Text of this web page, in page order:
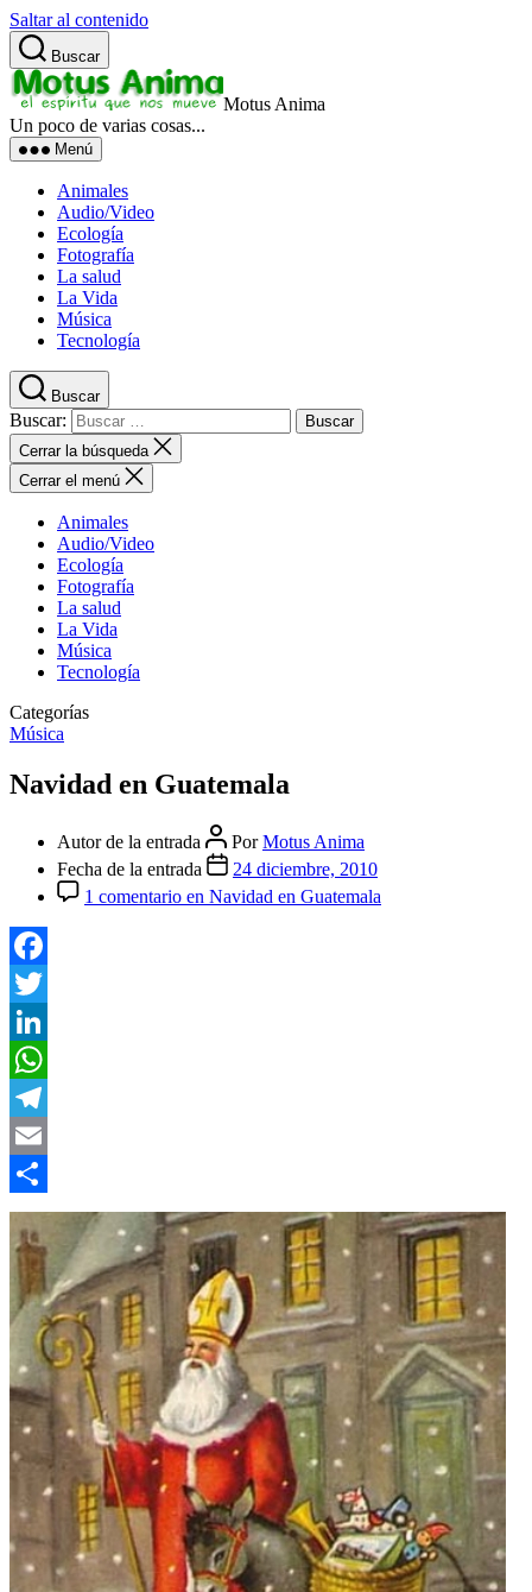
Saltar al contenido
Buscar
Motus Anima
Un poco de varias cosas...
Menú
Animales
Audio/Video
Ecología
Fotografía
La salud
La Vida
Música
Tecnología
Buscar
Buscar:
Cerrar la búsqueda
Cerrar el menú
Animales
Audio/Video
Ecología
Fotografía
La salud
La Vida
Música
Tecnología
Categorías
Música
Navidad en Guatemala
Autor de la entrada PorMotus Anima
Fecha de la entrada
24 diciembre, 2010
1 comentario en Navidad en Guatemala
Facebook
Twitter
LinkedIn
WhatsApp
Telegram
Email
Compartir